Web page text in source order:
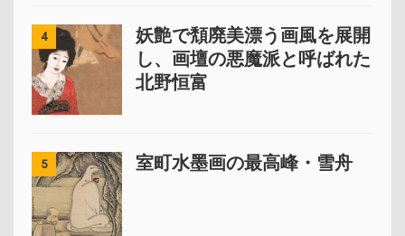
4
妖艶で頽廃美漂う画風を展開
し、画壇の悪魔派と呼ばれた
北野恒富
5 室町水墨画の最高峰・雪舟